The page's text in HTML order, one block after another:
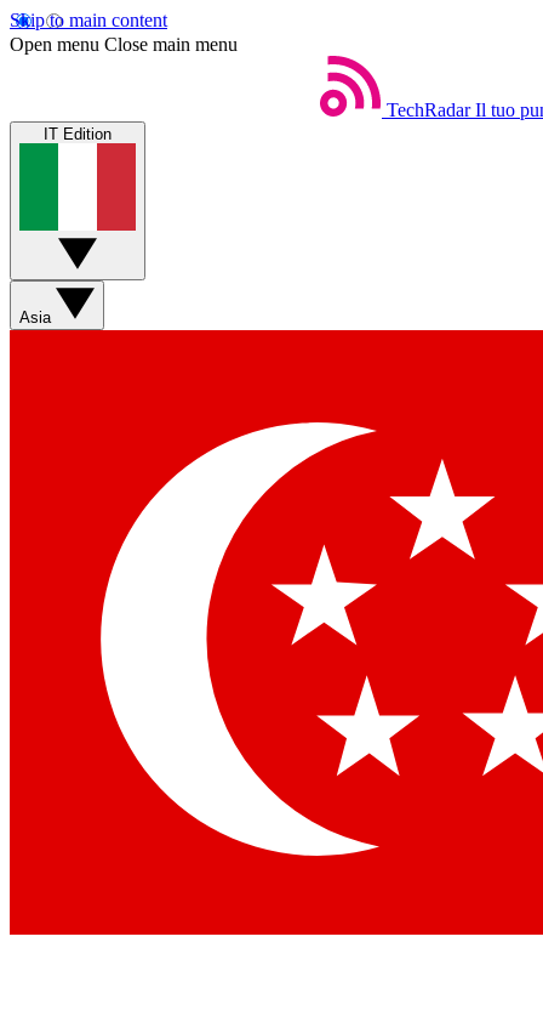
Skip to main content
Open menu Close main menu
TechRadar Il tuo
IT Edition
Asia